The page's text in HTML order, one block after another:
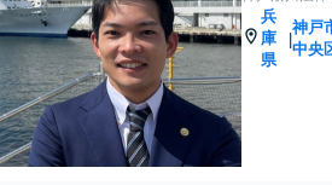
兵
庫
県
|
神戸
中央